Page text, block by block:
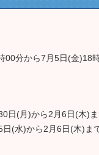
00分から7月5日(金)18
日(月)から2月6日(木)
(水)から2月6日(木)ま